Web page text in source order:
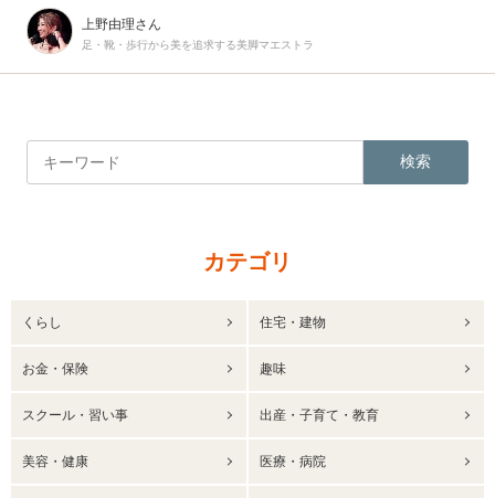
上野由理さん
足・靴・歩行から美を追求する美脚マエストラ
検索
カテゴリ
くらし 住宅・建物
お金・保険 趣味
スクール・習い事 出産・子育て・教育
美容・健康 医療・病院